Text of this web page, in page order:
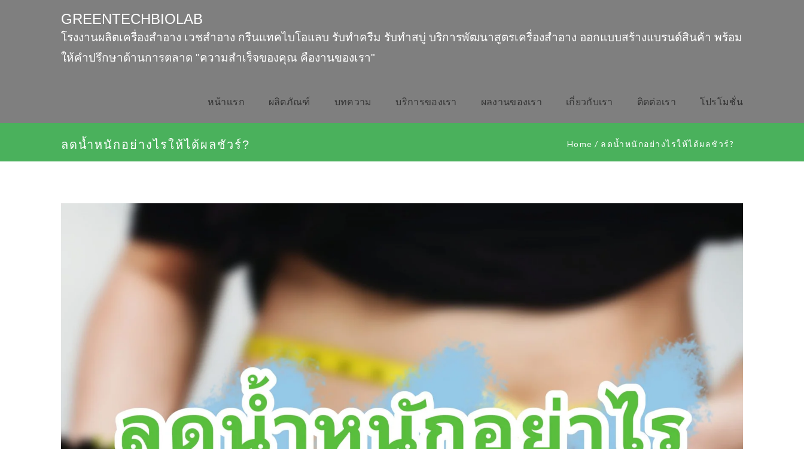
GREENTECHBIOLAB
โรงงานผลิตเครื่องสำอาง เวชสำอาง กรีนแทคไบโอแลบ รับทำครีม รับทำสบู่ บริการพัฒนาสูตรเครื่องสำอาง ออกแบบสร้างแบรนด์สินค้า พร้อม
ให้คำปรึกษาด้านการตลาด "ความสำเร็จของคุณ คืองานของเรา"
หน้าเเรก ผลิตภัณฑ์ บทความ บริการของเรา ผลงานของเรา เกี่ยวกับเรา ติดต่อเรา โปรโมชั่น
ลดน้ำหนักอย่างไรให้ได้ผลชัวร์? Home / ลดน้ำหนักอย่างไรให้ได้ผลชัวร์?